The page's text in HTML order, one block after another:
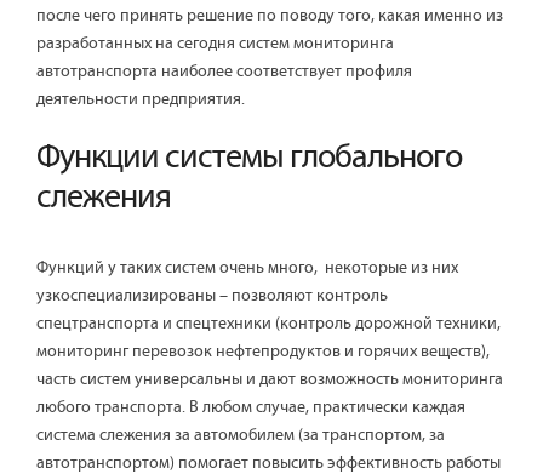
после чего принять решение по поводу того, какая именно из
разработанных на сегодня систем мониторинга
автотранспорта наиболее соответствует профиля
деятельности предприятия.
Функции системы глобального
слежения
Функций у таких систем очень много, некоторые из них
узкоспециализированы – позволяют контроль
спецтранспорта и спецтехники (контроль дорожной техники,
мониторинг перевозок нефтепродуктов и горячих веществ),
часть систем универсальны и дают возможность мониторинга
любого транспорта. В любом случае, практически каждая
система слежения за автомобилем (за транспортом, за
автотранспортом) помогает повысить эффективность работы